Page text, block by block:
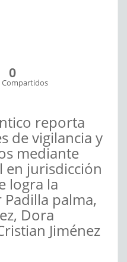
0
Compartidos
reporta
de vigilancia y
mediante
en jurisdicción
logra la
palma,
Dora
Jiménez